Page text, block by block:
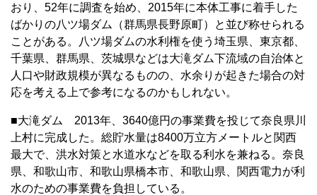
おり、52年に調査を始め、2015年に本体工事に着手した
ばかりの八ツ場ダム（群馬県長野原町）と並び称せられる
ことがある。八ツ場ダムの水利権を使う埼玉県、東京都、
千葉県、群馬県、茨城県などは大滝ダム下流域の自治体と
人口や財政規模が異なるものの、水余りが起きた場合の対
応を考える上で参考になるのかもしれない。
■大滝ダム 2013年、3640億円の事業費を投じて奈良県川
上村に完成した。総貯水量は8400万立方メートルと関西
最大で、洪水対策と水道水などを取る利水を兼ねる。奈良
県、和歌山市、和歌山県橋本市、和歌山県、関西電力が利
水のための事業費を負担している。